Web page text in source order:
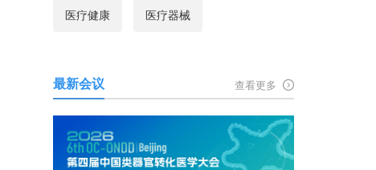
医疗健康 医疗器械
最新会议 查看更多